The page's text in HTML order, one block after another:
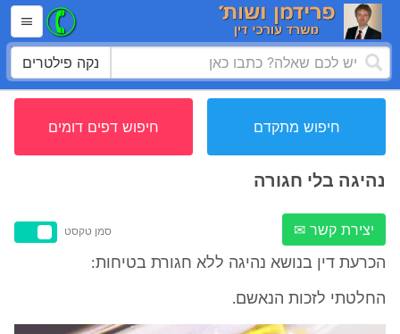
נקה פילטרים
חיפוש מתקדם חיפוש דפים דומים
נהיגה בלי חגורה
יצירת קשר ✉ סמן טקסט
הכרעת דין בנושא נהיגה ללא חגורת בטיחות:
החלטתי לזכות הנאשם.